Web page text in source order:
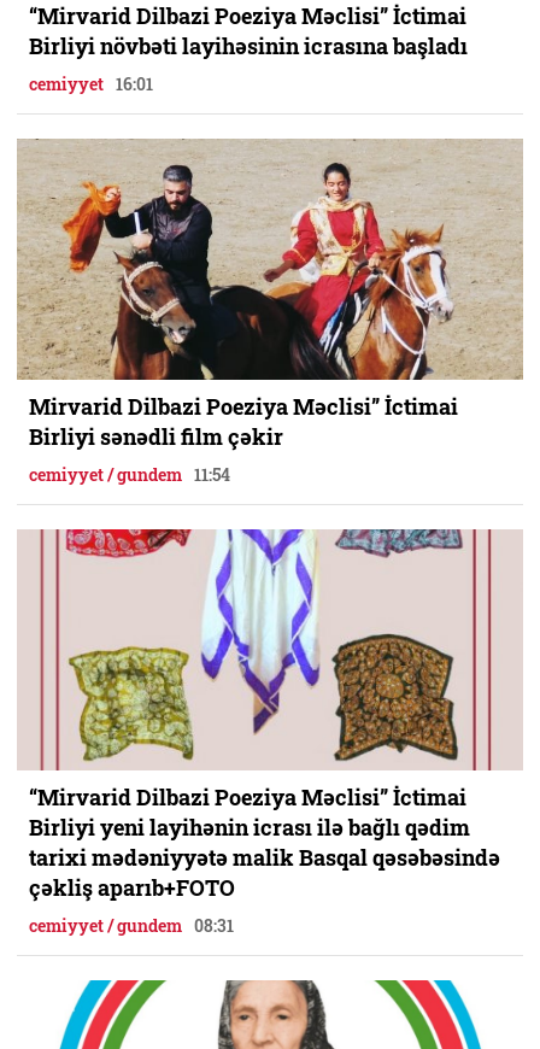
“Mirvarid Dilbazi Poeziya Məclisi” İctimai
Birliyi növbəti layihəsinin icrasına başladı
cemiyyet 16:01
Mirvarid Dilbazi Poeziya Məclisi” İctimai
Birliyi sənədli film çəkir
cemiyyet / gundem 11:54
“Mirvarid Dilbazi Poeziya Məclisi” İctimai
Birliyi yeni layihənin icrası ilə bağlı qədim
tarixi mədəniyyətə malik Basqal qəsəbəsində
çəkliş aparıb+FOTO
cemiyyet / gundem 08:31